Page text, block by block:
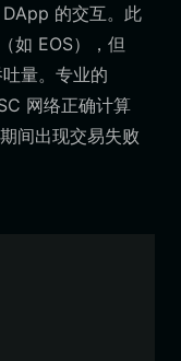
的交互。此
如 EOS），但
量。专业的
网络正确计算
间出现交易失败